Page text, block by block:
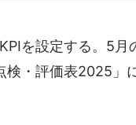
を設定する。5月
検・評価表2025」